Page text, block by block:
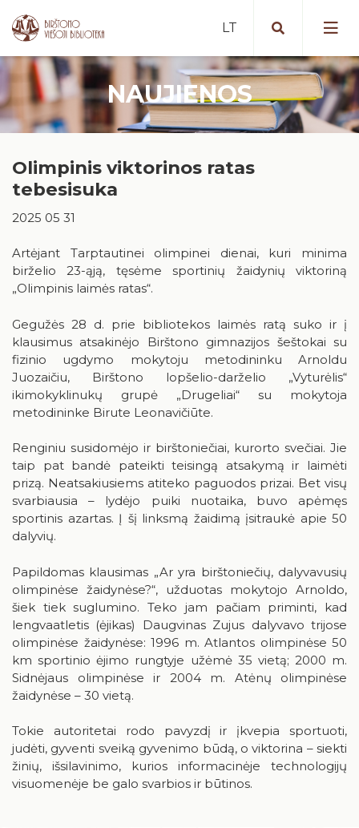
Portalas iBiblioteka.lt
Periodiniai leidiniai (2025 m. )
Bibliografinė Lietuvos periodinės
spaudos straipsnių bazė
Portalas „E. paveldas“
Apdovanotų ir apdovanojimams
nominuotų knygų katalogas
Mokamos paslaugos
Nuotolinės paslaugos
Mokymai ir konsultacijos
Vykdomi projektai
Birštone minėtinos sukaktys
Iš karališkojo Birštono praeities
Kraštotyros dokumentų fondas
Birštonas medijose
Kaip tapti skaitytoju?
Naujienos/Renginiai
Edukaciniai užsiėmimai
Knygų rekomendacijos
Muzikos įrašai, filmai
Pr An Tr Ke Pe Še Se
1 2
3 4 5 6 7 8 9
10 11 12 13 14 15 16
24 25 26 27 28 29 30
31
NAUJIENOS
Olimpinis viktorinos ratas
tebesisuka
2025 05 31
Artėjant Tarptautinei olimpinei dienai, kuri minima
birželio 23-ąją, tęsėme sportinių žaidynių viktoriną
„Olimpinis laimės ratas“.
Gegužės 28 d. prie bibliotekos laimės ratą suko ir į
klausimus atsakinėjo Birštono gimnazijos šeštokai su
fizinio ugdymo mokytoju metodininku Arnoldu
Juozaičiu, Birštono lopšelio-darželio „Vyturėlis“
ikimokyklinukų grupė „Drugeliai“ su mokytoja
metodininke Birute Leonavičiūte.
Renginiu susidomėjo ir birštoniečiai, kurorto svečiai. Jie
taip pat bandė pateikti teisingą atsakymą ir laimėti
prizą. Neatsakiusiems atiteko paguodos prizai. Bet visų
svarbiausia – lydėjo puiki nuotaika, buvo apėmęs
sportinis azartas. Į šį linksmą žaidimą įsitraukė apie 50
dalyvių.
Papildomas klausimas „Ar yra birštoniečių, dalyvavusių
olimpinėse žaidynėse?“, užduotas mokytojo Arnoldo,
šiek tiek suglumino. Teko jam pačiam priminti, kad
lengvaatletis (ėjikas) Daugvinas Zujus dalyvavo trijose
olimpinėse žaidynėse: 1996 m. Atlantos olimpinėse 50
km sportinio ėjimo rungtyje užėmė 35 vietą; 2000 m.
Sidnėjaus olimpinėse ir 2004 m. Atėnų olimpinėse
žaidynėse – 30 vietą.
Tokie autoritetai rodo pavyzdį ir įkvepia sportuoti,
judėti, gyventi sveiką gyvenimo būdą, o viktorina – siekti
žinių, išsilavinimo, kurios informacinėje technologijų
visuomenėje be galo svarbios ir būtinos.